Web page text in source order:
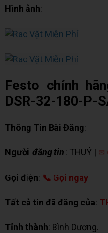
Hình ảnh:
Festo chính
DSR-32-180-P-
Thông Tin Bài Đăng:
Người đăng tin: THUÝ | ✉
Gọi điện: 📞 Gọi ngay
Tất cả tin đã đăng của:
Tỉnh thành: Bình Dương.